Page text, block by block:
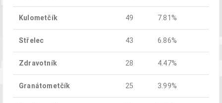
Kulometčík 49 7.81%
Střelec 43 6.86%
Zdravotník 28 4.47%
Granátometčík 25 3.99%